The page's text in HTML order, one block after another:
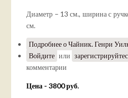
Диаметр – 13 см., ширина с
см.
Подробнеео Чайник. Генри
Войдите или
комментарии
Цена - 3800 руб.